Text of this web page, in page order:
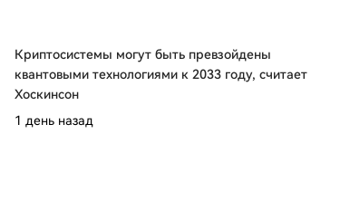
Криптосистемы могут быть превзойдены
квантовыми технологиями к 2033 году, считает
Хоскинсон
1 день назад